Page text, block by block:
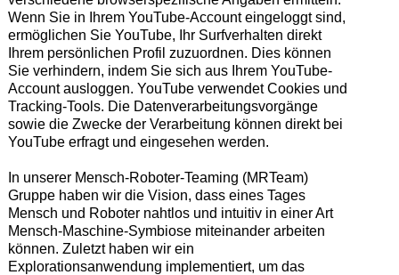
Wenn Sie in Ihrem YouTube-Account eingeloggt sind,
ermöglichen Sie YouTube, Ihr Surfverhalten direkt
Ihrem persönlichen Profil zuzuordnen. Dies können
Sie verhindern, indem Sie sich aus Ihrem YouTube-
Account ausloggen. YouTube verwendet Cookies und
Tracking-Tools. Die Datenverarbeitungsvorgänge
sowie die Zwecke der Verarbeitung können direkt bei
YouTube erfragt und eingesehen werden.
In unserer Mensch-Roboter-Teaming (MRTeam)
Gruppe haben wir die Vision, dass eines Tages
Mensch und Roboter nahtlos und intuitiv in einer Art
Mensch-Maschine-Symbiose miteinander arbeiten
können. Zuletzt haben wir ein
Explorationsanwendung implementiert, um das